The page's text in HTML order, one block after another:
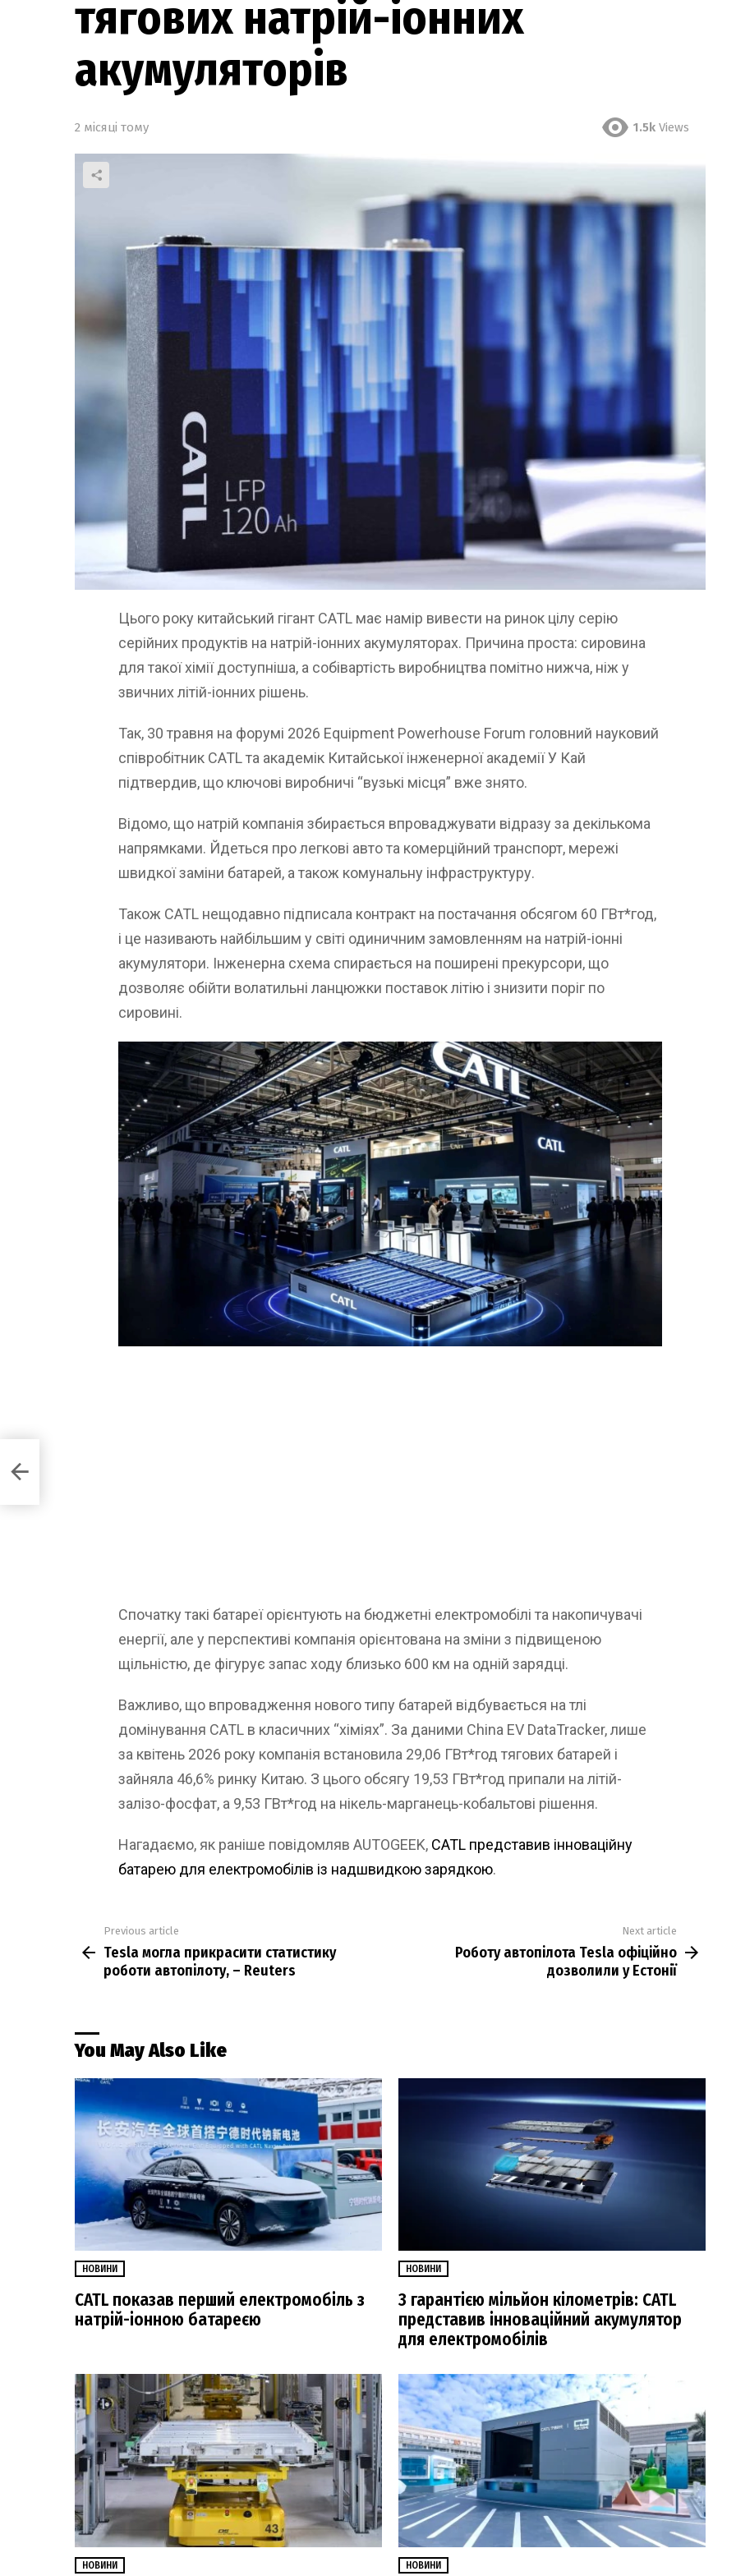
тягових натрій-іонних
акумуляторів
2 місяці тому 1.5k Views
Цього року китайський гігант CATL має намір вивести на ринок цілу серію
серійних продуктів на натрій-іонних акумуляторах. Причина проста: сировина
для такої хімії доступніша, а собівартість виробництва помітно нижча, ніж у
звичних літій-іонних рішень.
Так, 30 травня на форумі 2026 Equipment Powerhouse Forum головний науковий
співробітник CATL та академік Китайської інженерної академії У Кай
підтвердив, що ключові виробничі “вузькі місця” вже знято.
Відомо, що натрій компанія збирається впроваджувати відразу за декількома
напрямками. Йдеться про легкові авто та комерційний транспорт, мережі
швидкої заміни батарей, а також комунальну інфраструктуру.
Також CATL нещодавно підписала контракт на постачання обсягом 60 ГВт*год,
і це називають найбільшим у світі одиничним замовленням на натрій-іонні
акумулятори. Інженерна схема спирається на поширені прекурсори, що
дозволяє обійти волатильні ланцюжки поставок літію і знизити поріг по
сировині.
Спочатку такі батареї орієнтують на бюджетні електромобілі та накопичувачі
енергії, але у перспективі компанія орієнтована на зміни з підвищеною
щільністю, де фігурує запас ходу близько 600 км на одній зарядці.
Важливо, що впровадження нового типу батарей відбувається на тлі
домінування CATL в класичних “хіміях”. За даними China EV DataTracker, лише
за квітень 2026 року компанія встановила 29,06 ГВт*год тягових батарей і
зайняла 46,6% ринку Китаю. З цього обсягу 19,53 ГВт*год припали на літій-
залізо-фосфат, а 9,53 ГВт*год на нікель-марганець-кобальтові рішення.
Нагадаємо, як раніше повідомляв AUTOGEEK, CATL представив інноваційну
батарею для електромобілів із надшвидкою зарядкою.
more
Previous article
Tesla могла прикрасити статистику
роботи автопілоту, – Reuters
Next article
Роботу автопілота Tesla офіційно
дозволили у Естонії
You May Also Like
НОВИНИ
CATL показав перший електромобіль з
натрій-іонною батареєю
НОВИНИ
З гарантією мільйон кілометрів: CATL
представив інноваційний акумулятор
для електромобілів
НОВИНИ НОВИНИ